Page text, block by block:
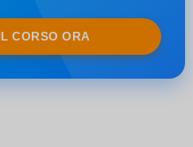
CORSO ORA